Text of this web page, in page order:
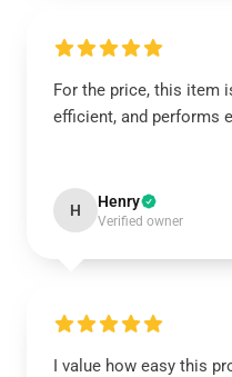
For the price, this item
efficient, and performs
H Henry
Verified owner
I value how easy this